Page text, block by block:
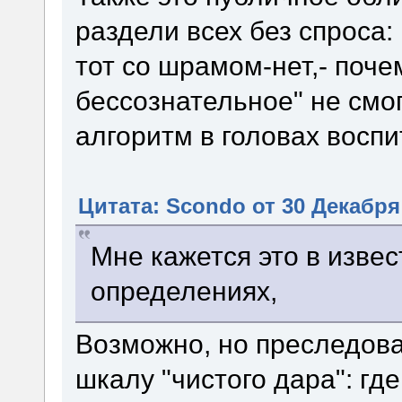
раздели всех без
тот со шрамом-нет,-
бессознательное" не
алгоритм в головах
Цитата: Scondo от 30
Мне кажется это в
определениях,
Возможно, но
шкалу "чистого дара":